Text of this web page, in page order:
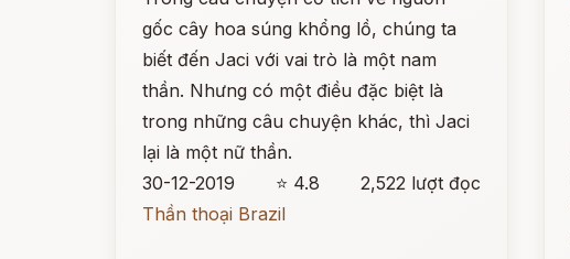
gốc cây hoa súng khổng lồ, chúng ta
biết đến Jaci với vai trò là một nam
thần. Nhưng có một điều đặc biệt là
trong những câu chuyện khác, thì Jaci
lại là một nữ thần.
30-12-2019
⭐ 4.8
2,522 lượt đọc
Thần thoại Brazil